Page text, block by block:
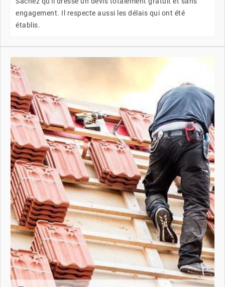
engagement. Il respecte aussi les délais qui ont été
établis.